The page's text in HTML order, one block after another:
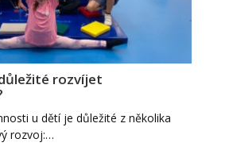
rozvíjet
u dětí je důležité z několika
rozvoj:…